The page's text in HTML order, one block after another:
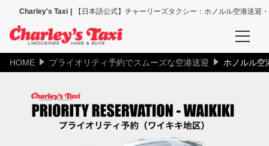
Charley's Taxi 【日本語公式】チャーリーズタクシー：ホノルル空港送迎
予約確認
タクシー配車の予約確認
HOME プライオリティ予約でスムーズな空港送迎 ホノルル空